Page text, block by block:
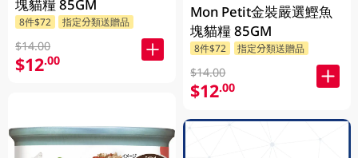
塊貓糧 85GM
8件$72 指定分類送贈品
$14.00
$12.00
Mon Petit金裝嚴選鰹魚
塊貓糧 85GM
8件$72 指定分類送贈品
$14.00
$12.00